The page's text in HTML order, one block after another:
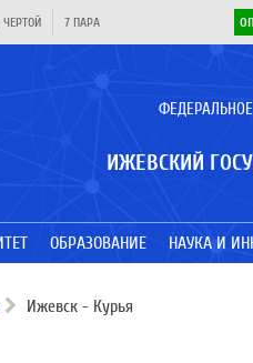
7 ПАРА
ИЖЕВСКИЙ
ОБРАЗОВАНИЕ НАУКА И
Ижевск - Курья